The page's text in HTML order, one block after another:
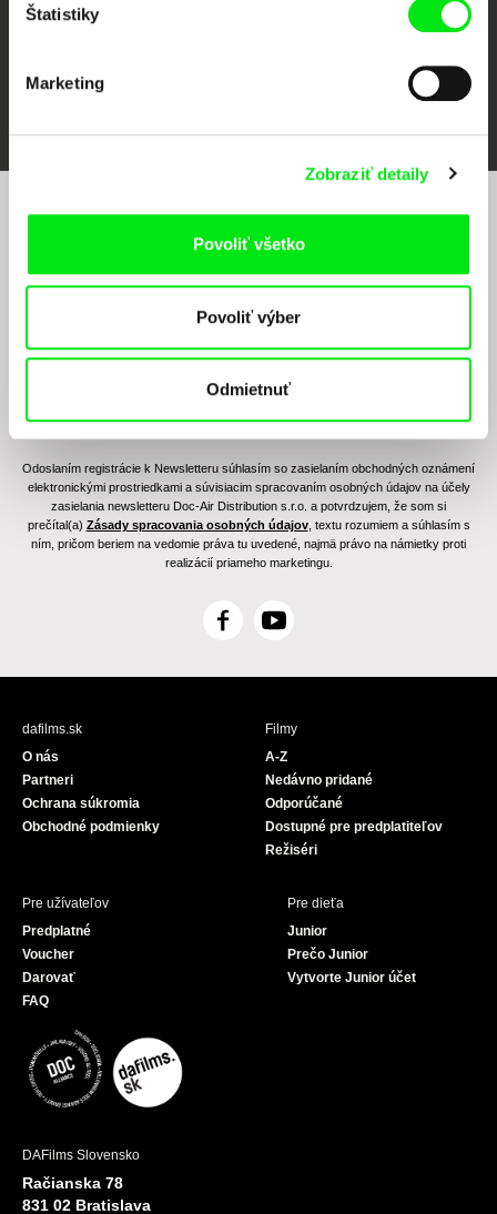
Štatistiky
Marketing
Zobraziť detaily
Povoliť všetko
Povoliť výber
Odmietnuť
FIDMarseille
filmovom programe?
Odoslaním registrácie k Newsletteru súhlasím so zasielaním obchodných oznámení
elektronickými prostriedkami a súvisiacim spracovaním osobných údajov na účely
zasielania newsletteru Doc-Air Distribution s.r.o. a potvrdzujem, že som si
prečítal(a) Zásady spracovania osobných údajov, textu rozumiem a súhlasím s
ním, pričom beriem na vedomie práva tu uvedené, najmä právo na námietky proti
realizácií priameho marketingu.
F
c
Y
u
e
dafilms.sk
O nás
Partneri
Ochrana súkromia
Obchodné podmienky
Filmy
A-Z
Nedávno pridané
Odporúčané
Dostupné pre predplatiteľov
Režiséri
Pre užívateľov
Predplatné
Voucher
Darovať
FAQ
Pre dieťa
Junior
Prečo Junior
Vytvorte Junior účet
DAFilms Slovensko
Račianska 78
831 02 Bratislava